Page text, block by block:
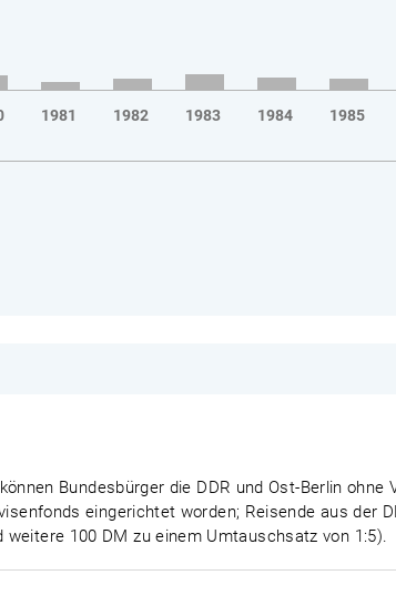
1981 1982 1983 1984 1985
Bundesbürger die DDR und Ost-Berlin
eingerichtet worden; Reisende aus der
100 DM zu einem Umtauschsatz von 1:5).